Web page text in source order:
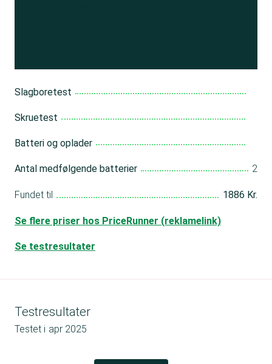
Slagboretest
Skruetest
Batteri og oplader
Antal medfølgende batterier 2
Fundet til 1886 Kr.
Se flere priser hos PriceRunner (reklamelink)
Se testresultater
Testresultater
Testet i apr 2025